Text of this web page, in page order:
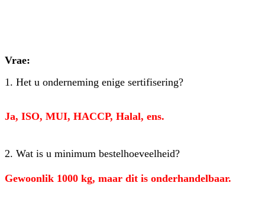
Vrae:
1. Het u onderneming enige sertifisering?
Ja, ISO, MUI, HACCP, Halal, ens.
2. Wat is u minimum bestelhoeveelheid?
Gewoonlik 1000 kg, maar dit is onderhandelbaar.